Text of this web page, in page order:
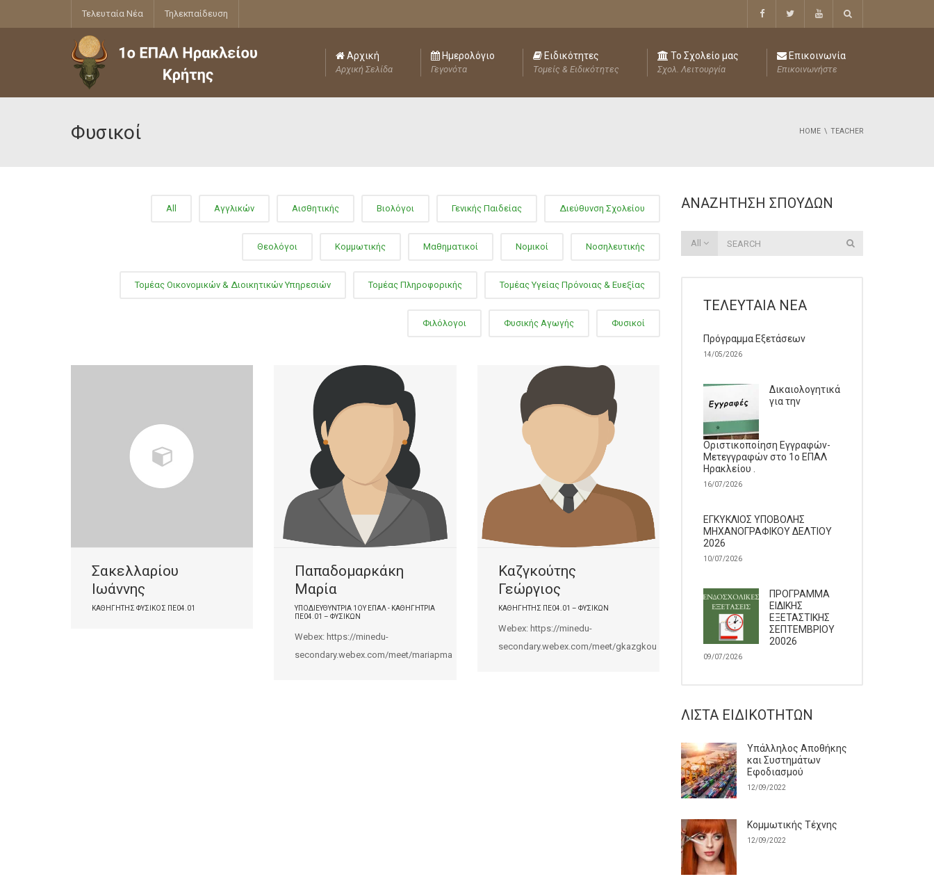
Τελευταία Νέα Τηλεκπαίδευση
Αρχική
Αρχική Σελίδα
Ημερολόγιο
Γεγονότα
Ειδικότητες
Τομείς & Ειδικότητες
Το Σχολείο μας
Σχολ. Λειτουργία
Επικοινωνία
Επικοινωνήστε
Φυσικοί HOME TEACHER
All Αγγλικών Αισθητικής Βιολόγοι Γενικής Παιδείας Διεύθυνση Σχολείου
Θεολόγοι Κομμωτικής Μαθηματικοί Νομικοί Νοσηλευτικής
Τομέας Οικονομικών & Διοικητικών Υπηρεσιών Τομέας Πληροφορικής Τομέας Υγείας Πρόνοιας & Ευεξίας
Φιλόλογοι Φυσικής Αγωγής Φυσικοί
Σακελλαρίου
Ιωάννης
ΚΑΘΗΓΗΤΉΣ ΦΥΣΙΚΌΣ ΠΕ04.01
Παπαδομαρκάκη
Μαρία
ΥΠΟΔΙΕΥΘΎΝΤΡΙΑ 1ΟΥ ΕΠΑΛ - ΚΑΘΗΓΉΤΡΙΑ
ΠΕ04.01 – ΦΥΣΙΚΏΝ
Webex: https://minedu-
secondary.webex.com/meet/mariapma
Καζγκούτης
Γεώργιος
ΚΑΘΗΓΗΤΉΣ ΠΕ04.01 – ΦΥΣΙΚΏΝ
Webex: https://minedu-
secondary.webex.com/meet/gkazgkou
ΑΝΑΖΉΤΗΣΗ ΣΠΟΥΔΏΝ
All
ΤΕΛΕΥΤΑΊΑ ΝΈΑ
Πρόγραμμα Εξετάσεων
14/05/2026
Δικαιολογητικά
για την
Οριστικοποίηση Εγγραφών-
Μετεγγραφών στο 1ο ΕΠΑΛ
Ηρακλείου .
16/07/2026
ΕΓΚΥΚΛΙΟΣ ΥΠΟΒΟΛΗΣ
ΜΗΧΑΝΟΓΡΑΦΙΚΟΥ ΔΕΛΤΙΟΥ
2026
10/07/2026
ΠΡΟΓΡΑΜΜΑ
ΕΙΔΙΚΗΣ
ΕΞΕΤΑΣΤΙΚΗΣ
ΣΕΠΤΕΜΒΡΙΟΥ
20026
09/07/2026
ΛΊΣΤΑ ΕΙΔΙΚΟΤΉΤΩΝ
Υπάλληλος Αποθήκης
και Συστημάτων
Εφοδιασμού
12/09/2022
Κομμωτικής Τέχνης
12/09/2022